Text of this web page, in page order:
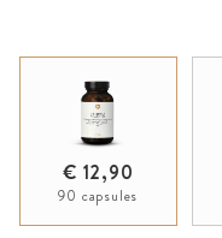
€ 12,90
90 capsules